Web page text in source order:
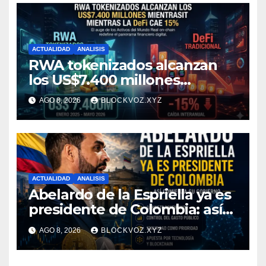
ACTUALIDAD ANALISIS
RWA tokenizados alcanzan
los US$7.400 millones
mientras la DeFi cae 15%
AGO 8, 2026 BLOCKVOZ.XYZ
ACTUALIDAD ANALISIS
Abelardo de la Espriella ya es
presidente de Colombia: así
comienza su gobierno y qué
puede cambiar para la
economía y el sector cripto
AGO 8, 2026 BLOCKVOZ.XYZ